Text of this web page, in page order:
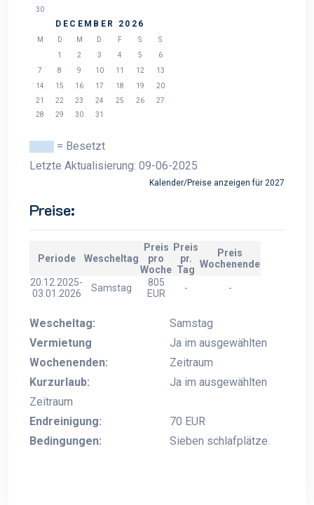
30
DECEMBER 2026
M D M D F S
S
1
2 3 4 5
6
7
8 9 10 11 12
13
14
15 16 17 18 19
20
21
22 23 24 25 26
27
28
29 30 31
= Besetzt
Letzte Aktualisierung: 09-06-2025
Kalender/Preise anzeigen für 2027
Preise:
Periode Wescheltag
Preis
pro
Woche
Preis
pr.
Tag
Preis
Wochenende
20.12.2025-
03.01.2026
Samstag
805
EUR
- -
Wescheltag:
Samstag
Vermietung
Wochenenden:
Ja im ausgewählten
Zeitraum
Kurzurlaub:
Ja im ausgewählten
Zeitraum
Endreinigung:
70 EUR
Bedingungen:
Sieben schlafplätze.